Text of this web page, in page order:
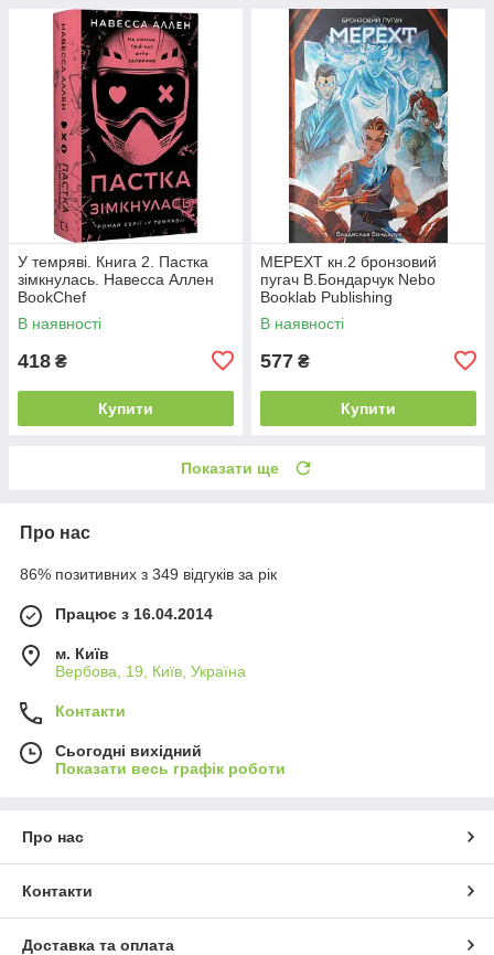
У темряві. Книга 2. Пастка
зімкнулась. Навесса Аллен
BookChef
В наявності
418 ₴
Купити
МЕРЕХТ кн.2 бронзовий
пугач В.Бондарчук Nebo
Booklab Publishing
В наявності
577 ₴
Купити
Показати ще
Про нас
86% позитивних з 349 відгуків за рік
Працює з 16.04.2014
м. Київ
Вербова, 19, Київ, Україна
Контакти
Сьогодні вихідний
Показати весь графік роботи
Про нас
Контакти
Доставка та оплата